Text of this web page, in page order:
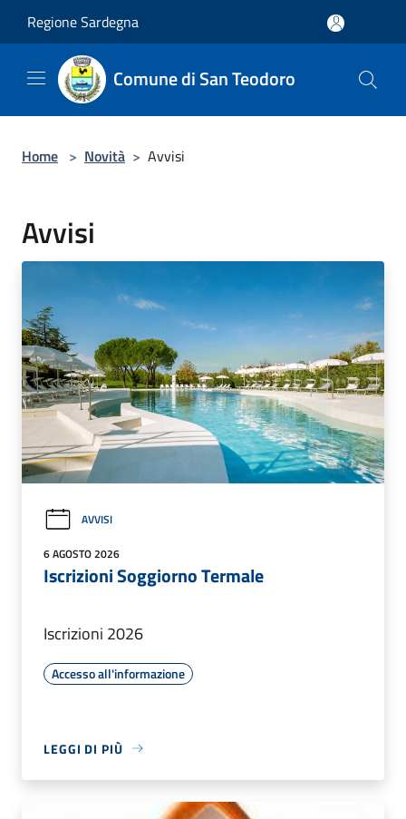
Regione Sardegna
Comune di San Teodoro
Home > Novità > Avvisi
Avvisi
AVVISI
6 AGOSTO 2026
Iscrizioni Soggiorno Termale
Iscrizioni 2026
Accesso all'informazione
LEGGI DI PIÙ